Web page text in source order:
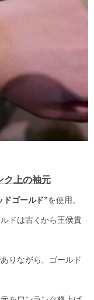
ク上の袖元
ドゴールド”を使用。
ドは古くから王侯貴
りながら、ゴールド